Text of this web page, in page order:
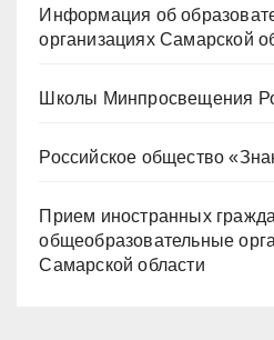
Информация об
организациях Самарской
Школы Минпросвещения
Российское общество
Прием иностранных
общеобразовательные
Самарской области